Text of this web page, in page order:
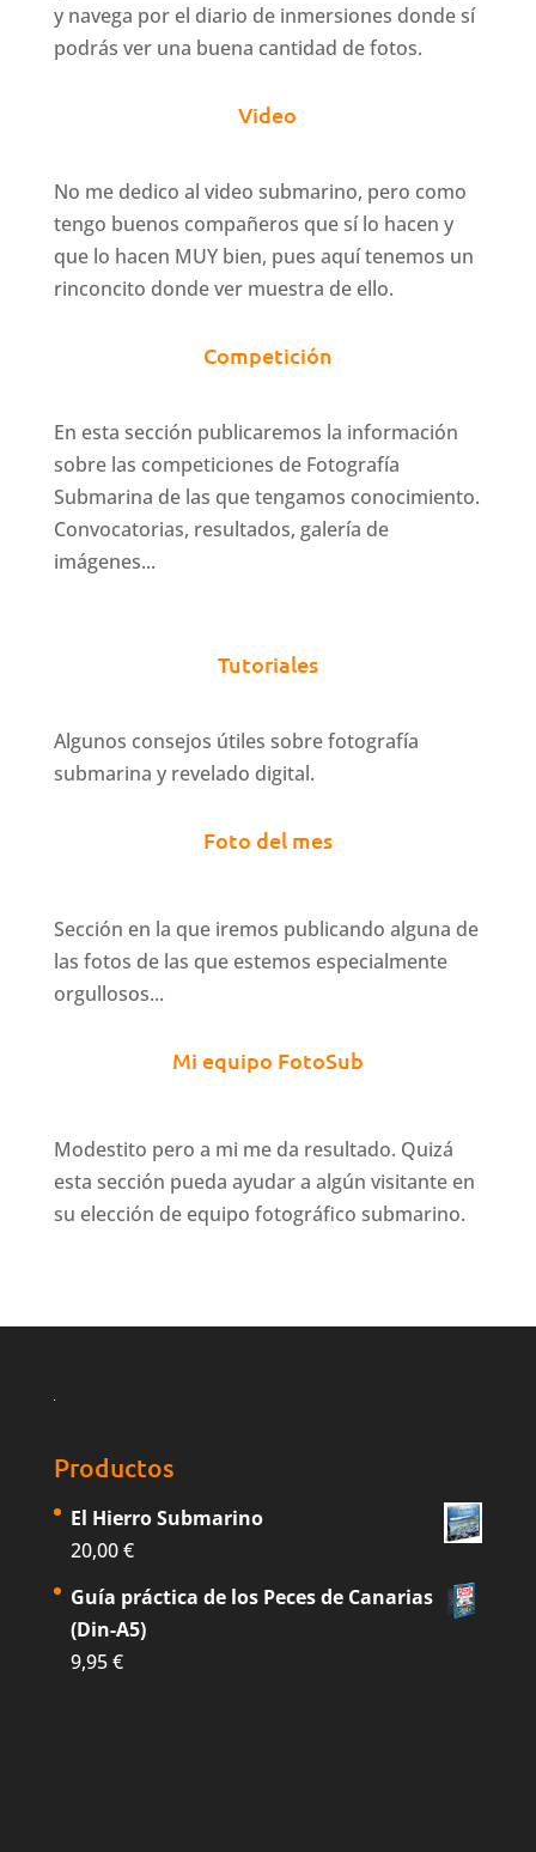
y navega por el diario de inmersiones donde sí
podrás ver una buena cantidad de fotos.
Video
No me dedico al video submarino, pero como
tengo buenos compañeros que sí lo hacen y
que lo hacen MUY bien, pues aquí tenemos un
rinconcito donde ver muestra de ello.
Competición
En esta sección publicaremos la información
sobre las competiciones de Fotografía
Submarina de las que tengamos conocimiento.
Convocatorias, resultados, galería de
imágenes...
Tutoriales
Algunos consejos útiles sobre fotografía
submarina y revelado digital.
Foto del mes
Sección en la que iremos publicando alguna de
las fotos de las que estemos especialmente
orgullosos...
Mi equipo FotoSub
Modestito pero a mi me da resultado. Quizá
esta sección pueda ayudar a algún visitante en
su elección de equipo fotográfico submarino.
Productos
El Hierro Submarino
20,00€
Guía práctica de los Peces de Canarias
(Din-A5)
9,95€